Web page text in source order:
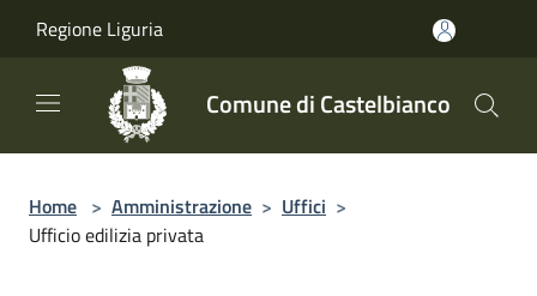
Regione Liguria
Comune di Castelbianco
Home > Amministrazione > Uffici >
Ufficio edilizia privata